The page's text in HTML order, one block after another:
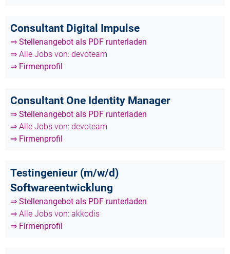
Consultant Digital Impulse
⇒ Stellenangebot als PDF runterladen
⇒ Alle Jobs von: devoteam
⇒ Firmenprofil
Consultant One Identity Manager
⇒ Stellenangebot als PDF runterladen
⇒ Alle Jobs von: devoteam
⇒ Firmenprofil
Testingenieur (m/w/d)
Softwareentwicklung
⇒ Stellenangebot als PDF runterladen
⇒ Alle Jobs von: akkodis
⇒ Firmenprofil